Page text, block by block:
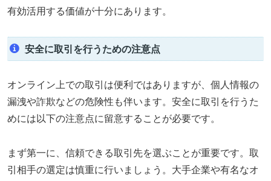
有効活用する価値が十分にあります。
安全に取引を行うための注意点
オンライン上での取引は便利ではありますが、個人情報の
漏洩や詐欺などの危険性も伴います。安全に取引を行うた
めには以下の注意点に留意することが必要です。
まず第一に、信頼できる取引先を選ぶことが重要です。取
引相手の選定は慎重に行いましょう。大手企業や有名なオ